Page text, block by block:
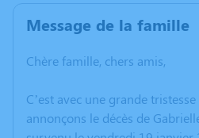
Message de la famille
Chère famille, chers amis,
C’est avec une grande
annonçons le décès de